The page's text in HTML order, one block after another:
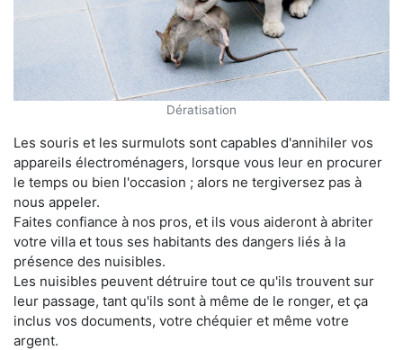
Dératisation
Les souris et les surmulots sont capables d'annihiler vos
appareils électroménagers, lorsque vous leur en procurer
le temps ou bien l'occasion ; alors ne tergiversez pas à
nous appeler.
Faites confiance à nos pros, et ils vous aideront à abriter
votre villa et tous ses habitants des dangers liés à la
présence des nuisibles.
Les nuisibles peuvent détruire tout ce qu'ils trouvent sur
leur passage, tant qu'ils sont à même de le ronger, et ça
inclus vos documents, votre chéquier et même votre
argent.